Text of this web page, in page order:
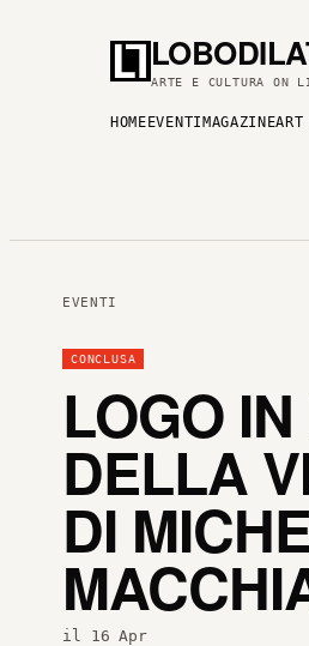
ARTE E CULTURA ON
HOME EVENTI MAGAZINEART
EVENTI
CONCLUSA
LOGO
DELLA
DI
il 16 Apr